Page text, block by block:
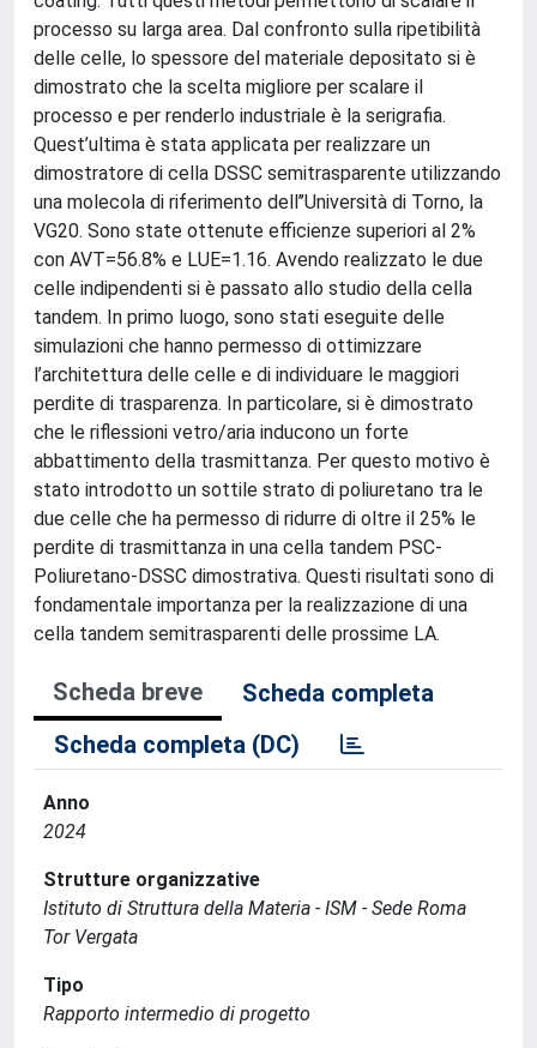
processo su larga area. Dal confronto sulla ripetibilità
delle celle, lo spessore del materiale depositato si è
dimostrato che la scelta migliore per scalare il
processo e per renderlo industriale è la serigrafia.
Quest’ultima è stata applicata per realizzare un
dimostratore di cella DSSC semitrasparente utilizzando
una molecola di riferimento dell’’Università di Torno, la
VG20. Sono state ottenute efficienze superiori al 2%
con AVT=56.8% e LUE=1.16. Avendo realizzato le due
celle indipendenti si è passato allo studio della cella
tandem. In primo luogo, sono stati eseguite delle
simulazioni che hanno permesso di ottimizzare
l’architettura delle celle e di individuare le maggiori
perdite di trasparenza. In particolare, si è dimostrato
che le riflessioni vetro/aria inducono un forte
abbattimento della trasmittanza. Per questo motivo è
stato introdotto un sottile strato di poliuretano tra le
due celle che ha permesso di ridurre di oltre il 25% le
perdite di trasmittanza in una cella tandem PSC-
Poliuretano-DSSC dimostrativa. Questi risultati sono di
fondamentale importanza per la realizzazione di una
cella tandem semitrasparenti delle prossime LA.
Scheda breve
Scheda completa
Scheda completa (DC)
Anno
2024
Strutture organizzative
Istituto di Struttura della Materia - ISM - Sede Roma
Tor Vergata
Tipo
Rapporto intermedio di progetto